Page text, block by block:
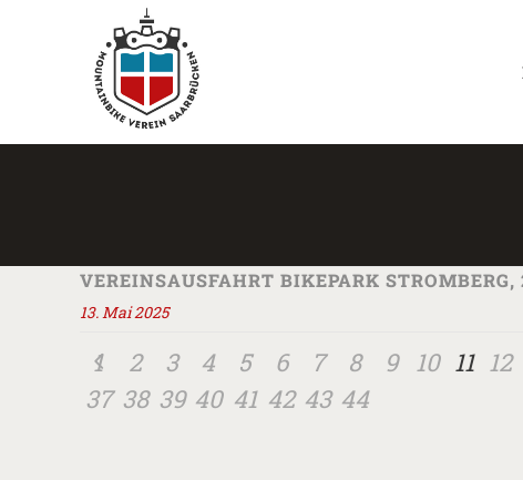
VEREINSAUSFAHRT BIKEPARK STROMBERG,
13. Mai 2025
1 2 3 4 5 6 7 8 9 10 11 12
37 38 39 40 41 42 43 44